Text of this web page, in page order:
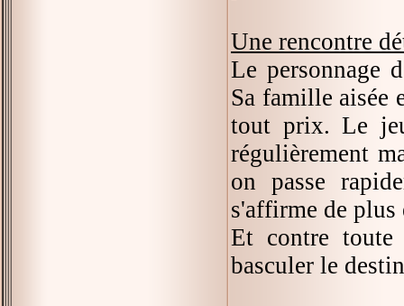
Une rencontre
Le personnage
Sa famille aisée
tout prix. Le
régulièrement
on passe
s'affirme de
Et contre
basculer le